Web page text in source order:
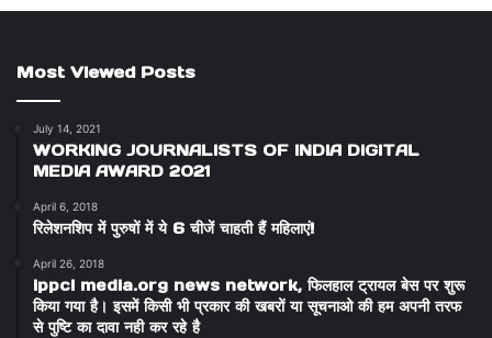
Most Viewed Posts
July 14, 2021
WORKING JOURNALISTS OF INDIA DIGITAL
MEDIA AWARD 2021
April 6, 2018
रिलेशनशिप में पुरुषों में ये 6 चीजें चाहती हैं महिलाएं!
April 26, 2018
ippci media.org news network, फिलहाल ट्रायल बेस पर शुरू
किया गया है। इसमें किसी भी प्रकार की खबरों या सूचनाओ की हम अपनी तरफ
से पुष्टि का दावा नही कर रहे है